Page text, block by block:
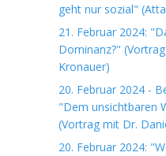
geht nur sozial"
21. Februar 2024:
Dominanz?"
Kronauer)
20. Februar 2024 -
"Dem unsichtbaren
(Vortrag mit Dr.
20. Februar 2024: